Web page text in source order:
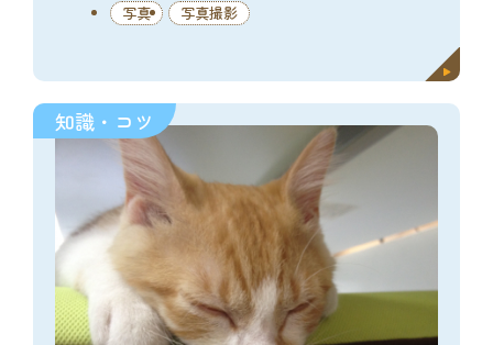
写真
写真撮影
知識・コツ